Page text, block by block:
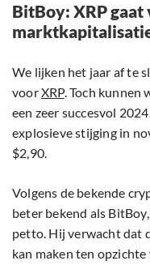
BitBoy: XRP gaat
We lijken het jaar af te
voorXRP. Toch kunnen
een zeer succesvol
explosieve stijging in
$2,90.
Volgens de bekende
beter bekend als
petto. Hij verwacht dat
kan maken ten